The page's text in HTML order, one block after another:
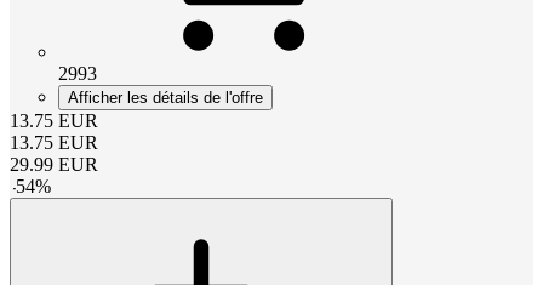
2993
Afficher les détails de l'offre
13.75 EUR
13.75 EUR
29.99 EUR
-54%